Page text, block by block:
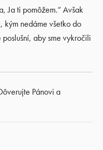
Ja ti pomôžem.“ Avšak
kým nedáme všetko do
aby sme vykročili
Pánovi a